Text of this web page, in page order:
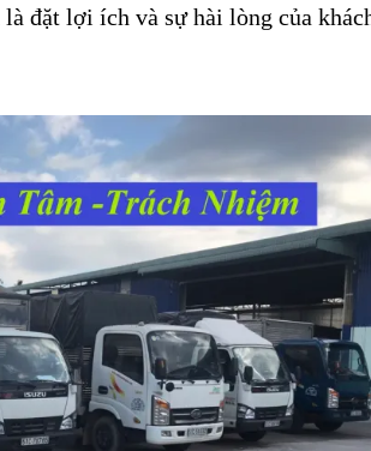
đặt lợi ích và sự hài lòng của